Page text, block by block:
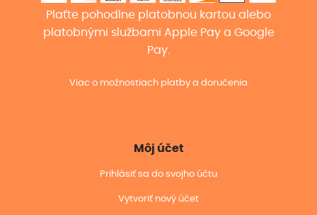
Plaťte pohodlne platobnou kartou alebo
platobnými službami Apple Pay a Google
Pay.
Viac o možnostiach platby a doručenia
Môj účet
Prihlásiť sa do svojho účtu
Vytvoriť nový účet